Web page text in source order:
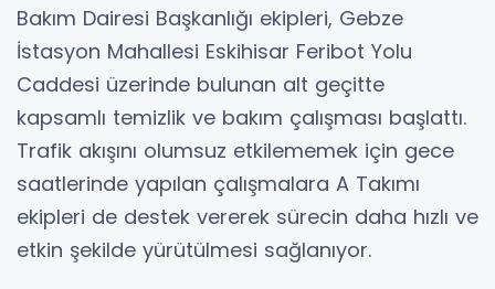
Bakım Dairesi Başkanlığı ekipleri, Gebze
İstasyon Mahallesi Eskihisar Feribot Yolu
Caddesi üzerinde bulunan alt geçitte
kapsamlı temizlik ve bakım çalışması başlattı.
Trafik akışını olumsuz etkilememek için gece
saatlerinde yapılan çalışmalara A Takımı
ekipleri de destek vererek sürecin daha hızlı ve
etkin şekilde yürütülmesi sağlanıyor.